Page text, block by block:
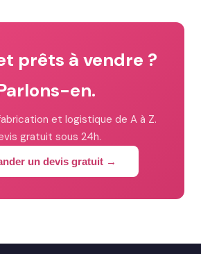
prêts à vendre ?
en.
et logistique de A à Z.
gratuit sous 24h.
un devis gratuit →